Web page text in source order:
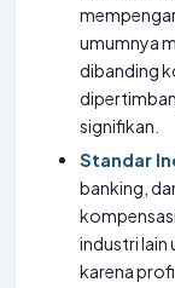
umumnya
dibanding
signifikan.
Standar
banking,
industri lain
karena